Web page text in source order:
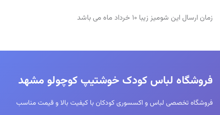
زمان ارسال این شومیز زیبا ۱۰ خرداد ماه می باشد
فروشگاه لباس کودک خوشتیپ کوچولو مشهد
فروشگاه تخصصی لباس و اکسسوری کودکان با کیفیت بالا و قیمت مناسب